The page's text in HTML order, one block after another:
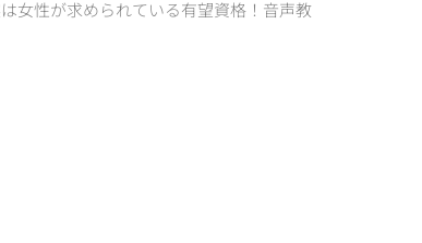
女性が求められている有望資格！音声教